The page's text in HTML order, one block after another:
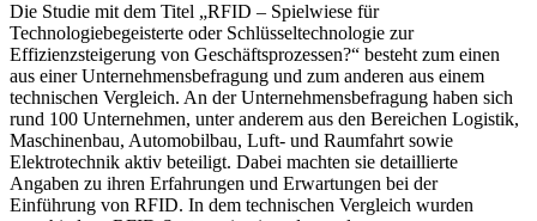
Die Studie mit dem Titel „RFID – Spielwiese für
Technologiebegeisterte oder Schlüsseltechnologie zur
Effizienzsteigerung von Geschäftsprozessen?“ besteht zum einen
aus einer Unternehmensbefragung und zum anderen aus einem
technischen Vergleich. An der Unternehmensbefragung haben sich
rund 100 Unternehmen, unter anderem aus den Bereichen Logistik,
Maschinenbau, Automobilbau, Luft- und Raumfahrt sowie
Elektrotechnik aktiv beteiligt. Dabei machten sie detaillierte
Angaben zu ihren Erfahrungen und Erwartungen bei der
Einführung von RFID. In dem technischen Vergleich wurden